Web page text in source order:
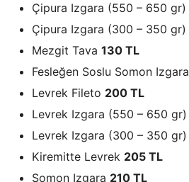
Çipura Izgara (550 – 650 gr)
Çipura Izgara (300 – 350 gr)
Mezgit Tava 130 TL
Fesleğen Soslu Somon Izgara
Levrek Fileto 200 TL
Levrek Izgara (550 – 650 gr)
Levrek Izgara (300 – 350 gr)
Kiremitte Levrek 205 TL
Somon Izgara 210 TL